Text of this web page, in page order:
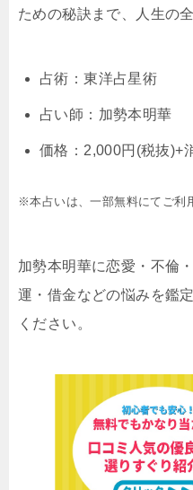
ための秘訣まで、人生の
占術：東洋占星術
占い師：加勢本明華
価格：2,000円(税抜)+
※本占いは、一部無料にてご利
加勢本明華に恋愛・不倫
運・借金などの悩みを鑑
ください。